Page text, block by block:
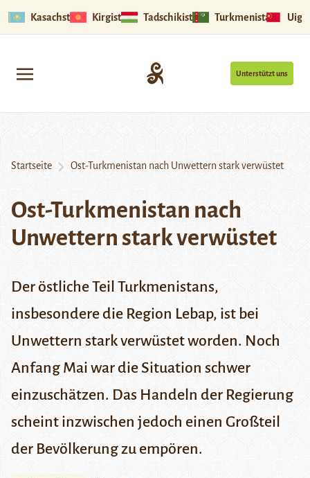
Kasachstan Kirgistan Tadschikistan Turkmenistan
Unterstützt uns
Startseite Ost-Turkmenistan nach Unwettern stark verwüstet
Ost-Turkmenistan nach
Unwettern stark verwüstet
Der östliche Teil Turkmenistans,
insbesondere die Region Lebap, ist bei
Unwettern stark verwüstet worden. Noch
Anfang Mai war die Situation schwer
einzuschätzen. Das Handeln der Regierung
scheint inzwischen jedoch einen Großteil
der Bevölkerung zu empören.